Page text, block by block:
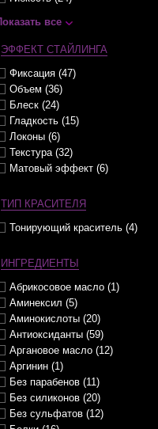
Слегка сухие (36)
сухие по длине) (6)
Сухие (51)
Сухие кончики (33)
Толстые (31)
Тонкие (119)
Трудно поддающиеся укладке
(21)
Тусклые (34)
Хрупкие (3)
Дисциплина (58)
Заряд жизненной энергией (50)
Защита от влажности (31)
Защита от внешнего
воздействия (53)
Защита от иссушения (38)
Защита от ломкости (60)
Защита от солнца (24)
Защита цвета окрашенных
волос (42)
Здоровые волосы (2)
Контроль над объемом (2)
Контроль над укладкой (5)
Кудри / Локоны / Завитки (9)
Легкая укладка (41)
Легкое расчесывание (49)
Легкость волос (46)
Мягкость (111)
Насыщенность цвета (17)
Нейтрализация желтизны (7)
Обновление кожи головы (14)
все
ЭФФЕКТ СТАЙЛИНГА
Фиксация (47)
Объем (36)
Блеск (24)
Гладкость (15)
Локоны (6)
Текстура (32)
Матовый эффект (6)
ТИП КРАСИТЕЛЯ
Тонирующий краситель (4)
ИНГРЕДИЕНТЫ
Абрикосовое масло (1)
Аминексил (5)
Аминокислоты (20)
Антиоксиданты (59)
Аргановое масло (12)
Аргинин (1)
Без парабенов (11)
Без силиконов (20)
Без сульфатов (12)